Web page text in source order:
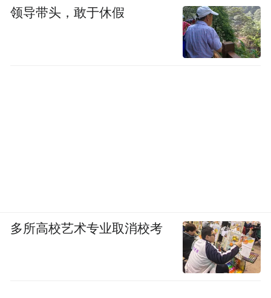
领导带头，敢于休假
多所高校艺术专业取消校考